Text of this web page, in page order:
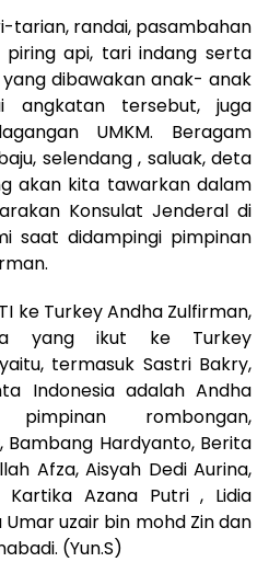
tarian, randai, pasambahan
api, tari indang serta
dibawakan anak- anak
angkatan tersebut, juga
UMKM. Beragam
selendang , saluak, deta
akan kita tawarkan dalam
Konsulat Jenderal di
saat didampingi pimpinan
ke Turkey Andha Zulfirman,
yang ikut ke Turkey
termasuk Sastri Bakry,
Indonesia adalah Andha
rombongan,
Bambang Hardyanto, Berita
Afza, Aisyah Dedi Aurina,
Kartika Azana Putri , Lidia
uzair bin mohd Zin dan
(Yun.S)